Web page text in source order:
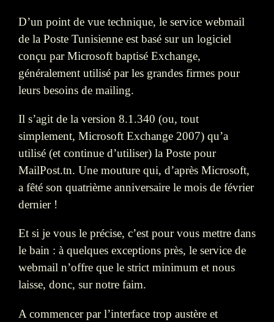
D’un point de vue technique, le service webmail
de la Poste Tunisienne est basé sur un logiciel
conçu par Microsoft baptisé Exchange,
généralement utilisé par les grandes firmes pour
leurs besoins de mailing.
Il s’agit de la version 8.1.340 (ou, tout
simplement, Microsoft Exchange 2007) qu’a
utilisé (et continue d’utiliser) la Poste pour
MailPost.tn. Une mouture qui, d’après Microsoft,
a fêté son quatrième anniversaire le mois de février
dernier !
Et si je vous le précise, c’est pour vous mettre dans
le bain : à quelques exceptions près, le service de
webmail n’offre que le strict minimum et nous
laisse, donc, sur notre faim.
A commencer par l’interface trop austère et